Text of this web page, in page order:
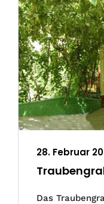
28. Februar
Das